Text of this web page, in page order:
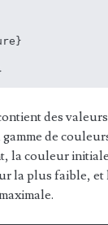
des
de
la couleur
la plus faible,